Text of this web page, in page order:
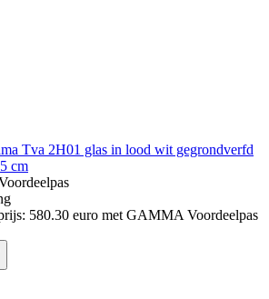
Tva 2H01 glas in lood wit gegrondverfd
cm
580.30 euro met GAMMA Voordeelpas